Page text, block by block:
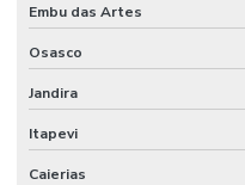
Fornecedores De Ribbon Cera
Onde Comprar Etiquetas Bopp
Onde Comprar Etiquetas Bopp
Embu das Artes
Osasco
Jandira
Itapevi
Caierias